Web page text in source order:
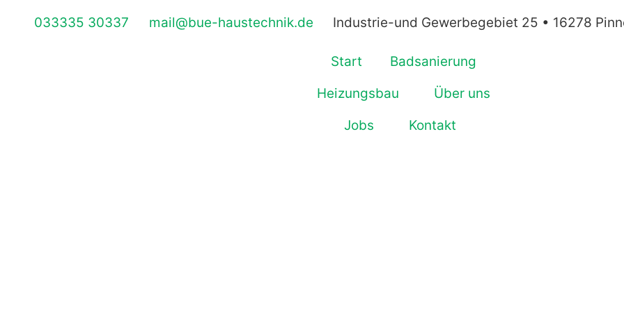
033335 30337 mail@bue-haustechnik.de Industrie-und Gewerbegebiet 25 • 16278
Start
Badsanierung
Heizungsbau
Über uns
Jobs
Kontakt